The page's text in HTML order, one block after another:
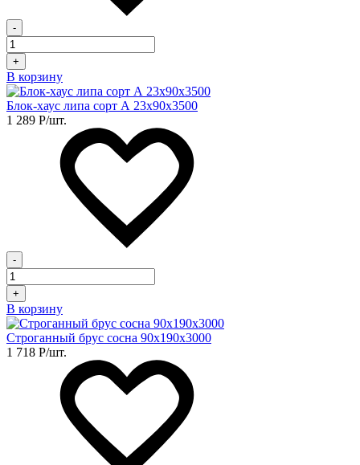
-
+
В корзину
Блок-хаус липа сорт А 23х90х3500
1 289 Р/шт.
-
+
В корзину
Строганный брус сосна 90х190х3000
1 718 Р/шт.